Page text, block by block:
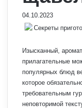
04.10.2023
Изысканный,
прилагательные
популярных блюд
которое
требовательным
неповторимой